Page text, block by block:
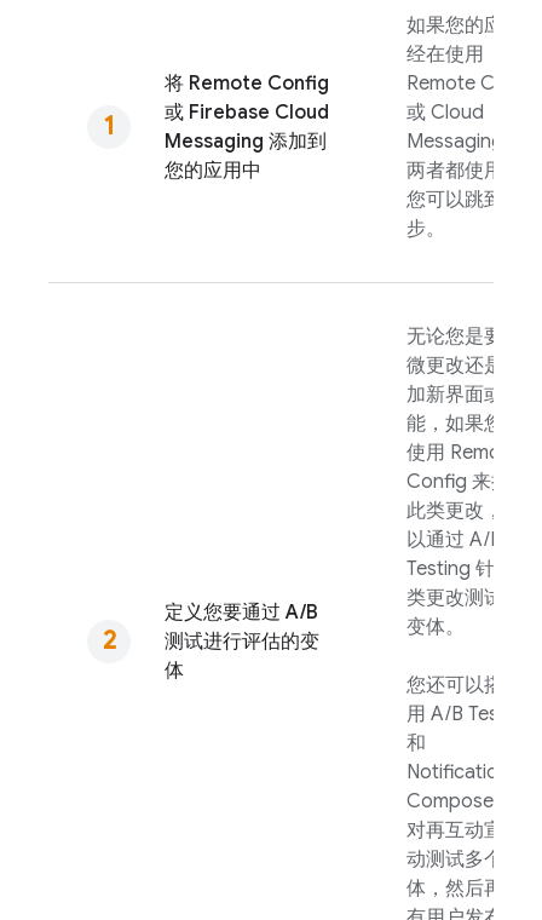
将 Remote Config
或 Firebase Cloud
Messaging 添加到
您的应用中
如果您的应用已
经在使用
Remote Config
或 Cloud
Messaging
两者都使用），
您可以跳到下一
步。
定义您要通过 A/B
测试进行评估的变
体
无论您是要做细
微更改还是要添
加新界面或功
能，如果您可以
使用 Remote
Config 来控制
此类更改，就可
以通过 A/B
Testing 针对此
类更改测试多个
变体。
您还可以搭配使
用 A/B Testing
和
Notifications
Composer，针
对再互动宣传活
动测试多个变
体，然后再向所